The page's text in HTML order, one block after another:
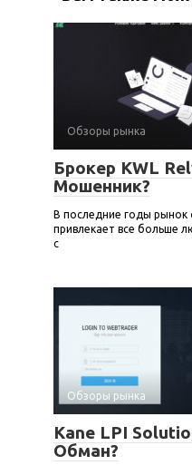
Обзоры рынка
Брокер KWL
Мошенник?
В последние годы рынок
привлекает все больше
с
Обзоры рынка
Kane LPI
Обман?